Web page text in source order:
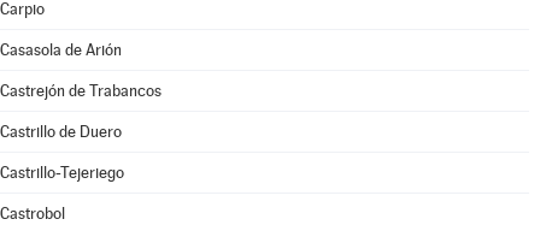
Carpio
Casasola de Arión
Castrejón de Trabancos
Castrillo de Duero
Castrillo-Tejeriego
Castrobol